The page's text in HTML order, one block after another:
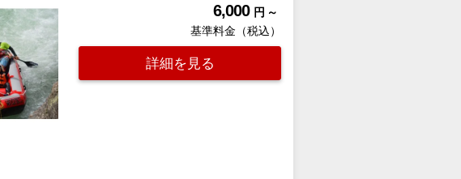
6,000 円 ～
基準料金（税込）
詳細を見る